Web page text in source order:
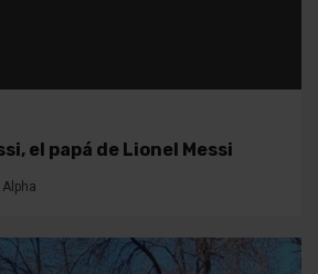
el papá de Lionel Messi
Alpha